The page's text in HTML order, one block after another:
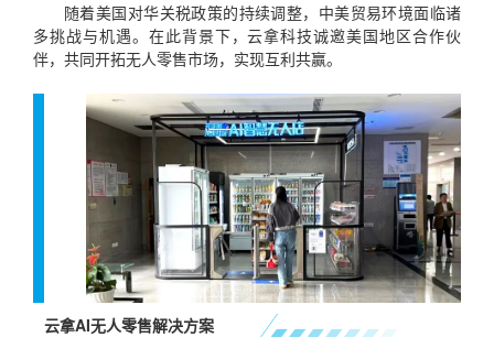
随着美国对华关税政策的持续调整，中美贸易环境面临诸
多挑战与机遇。在此背景下，云拿科技诚邀美国地区合作伙
伴，共同开拓无人零售市场，实现互利共赢。
云拿AI无人零售解决方案